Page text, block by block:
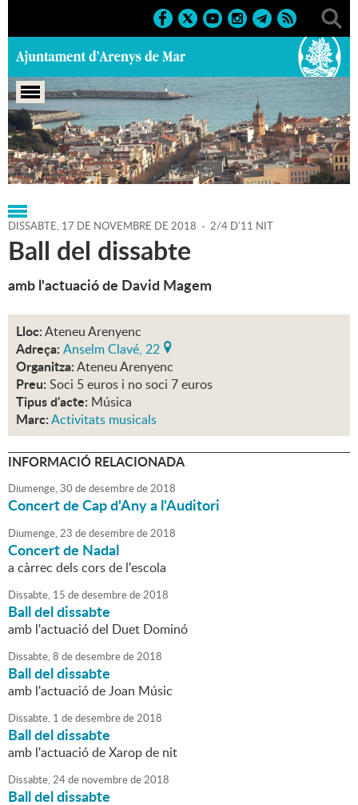
Portada > Regidories > Cultura > Agenda > 17-11-2018
DISSABTE, 17 DE NOVEMBRE DE 2018 - 2/4 D'11 NIT
Ball del dissabte
amb l'actuació de David Magem
Lloc:Ateneu Arenyenc
Adreça: Anselm Clavé, 22
Organitza:Ateneu Arenyenc
Preu: Soci 5 euros i no soci 7 euros
Tipus d'acte: Música
Marc:Activitats musicals
INFORMACIÓ RELACIONADA
Diumenge,30 dedesembrede2018
Concert de Cap d'Any a l'Auditori
Diumenge,23 dedesembrede2018
Concert de Nadal
a càrrec dels cors de l'escola
Dissabte, 15 dedesembrede2018
Ball del dissabte
amb l'actuació del Duet Dominó
Dissabte,8 dedesembrede2018
Ball del dissabte
amb l'actuació de Joan Músic
Dissabte, 1 dedesembrede2018
Ball del dissabte
amb l'actuació de Xarop de nit
Dissabte,24de novembrede2018
Ball del dissabte